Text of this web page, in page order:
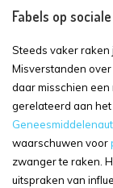
Fabels op
Steeds vaker
Misverstanden
daar misschien een
gerelateerd aan
waarschuwen voor
zwanger te raken.
uitspraken van